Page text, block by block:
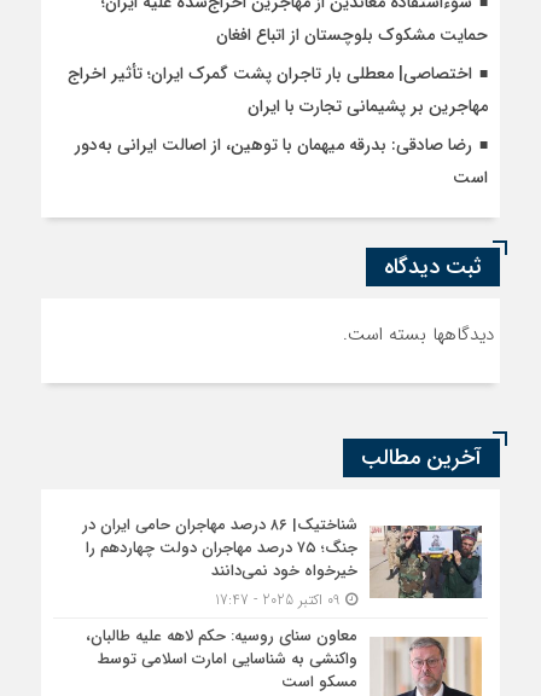
حمایت مشکوک بلوچستان از اتباع افغان
اختصاصی| معطلی بار تاجران پشت گمرک ایران؛ تأثیر اخراج
مهاجرین بر پشیمانی تجارت با ایران
رضا صادقی: بدرقه میهمان با توهین، از اصالت ایرانی به‌دور
است
ثبت دیدگاه
دیدگاهها بسته است.
آخرین مطالب
شناختیک| ۸۶ درصد مهاجران حامی ایران در
جنگ؛ ۷۵ درصد مهاجران دولت چهاردهم را
خیرخواه خود نمی‌دانند
معاون سنای روسیه: حکم لاهه علیه طالبان،
واکنشی به شناسایی امارت اسلامی توسط
مسکو است